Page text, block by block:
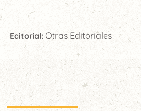
Editorial: Otras Editoriales